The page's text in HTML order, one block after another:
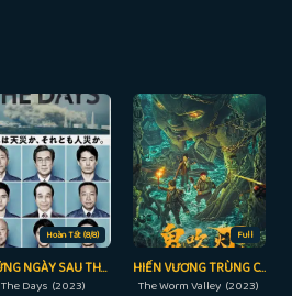
Hoàn Tất (8/8)
NHỮNG NGÀY SAU THẢM HỌA
The Days (2023)
Full
HIẾN VƯƠNG TRÙNG CỐC
The Worm Valley (2023)